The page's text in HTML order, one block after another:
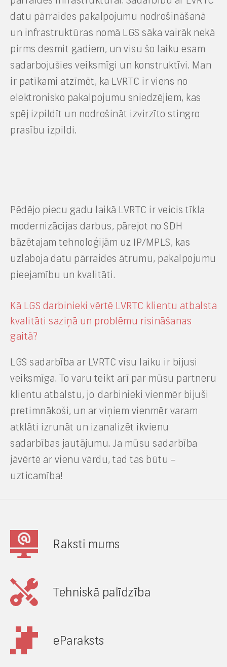
datu pārraides pakalpojumu nodrošināšanā
un infrastruktūras nomā LGS sāka vairāk nekā
pirms desmit gadiem, un visu šo laiku esam
sadarbojušies veiksmīgi un konstruktīvi. Man
ir patīkami atzīmēt, ka LVRTC ir viens no
elektronisko pakalpojumu sniedzējiem, kas
spēj izpildīt un nodrošināt izvirzīto stingro
prasību izpildi.
Pēdējo piecu gadu laikā LVRTC ir veicis tīkla
modernizācijas darbus, pārejot no SDH
bāzētajam tehnoloģijām uz IP/MPLS, kas
uzlaboja datu pārraides ātrumu, pakalpojumu
pieejamību un kvalitāti.
Kā LGS darbinieki vērtē LVRTC klientu atbalsta
kvalitāti saziņā un problēmu risināšanas
gaitā?
LGS sadarbība ar LVRTC visu laiku ir bijusi
veiksmīga. To varu teikt arī par mūsu partneru
klientu atbalstu, jo darbinieki vienmēr bijuši
pretimnākoši, un ar viņiem vienmēr varam
atklāti izrunāt un izanalizēt ikvienu
sadarbības jautājumu. Ja mūsu sadarbība
jāvērtē ar vienu vārdu, tad tas būtu –
uzticamība!
Raksti mums
Tehniskā palīdzība
eParaksts